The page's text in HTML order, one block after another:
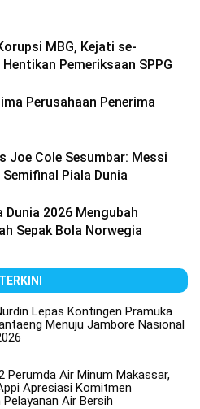
MBG, Kejati se-
Pemeriksaan SPPG
Perusahaan Penerima
Joe Cole Sesumbar: Messi
Piala Dunia
Dunia 2026 Mengubah
Sepak Bola Norwegia
TERKINI
Lepas Kontingen Pramuka
Menuju Jambore Nasional
Perumda Air Minum Makassar,
Apresiasi Komitmen
Air Bersih